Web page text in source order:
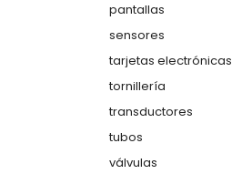
pantallas
sensores
tarjetas electrónicas
tornillería
transductores
tubos
válvulas